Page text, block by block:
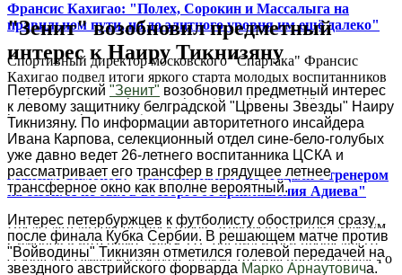
Франсис Кахигао: "Полех, Сорокин и Массалыга на
правильном пути, но до элитного уровня им ещё далеко"
Спортивный директор московского "Спартака" Франсис
Кахигао подвел итоги яркого старта молодых воспитанников
в кубковом матче против "Оренбурга" (5:1) и подробно
рассказал о работе клубной системы...
Максим Симонов: "Мы изначально не угадали с тренером
на сезон. Я не был в восторге от приглашения Адиева"
Председатель совета директоров "Крыльев Советов" Максим
Симонов в интервью "Матч ТВ" оценил итоги прошедшего
сезона для самарского клуба, а также откровенно высказался о
"Зенит" возобновил предметный
интерес к Наиру Тикнизяну
Петербургский "Зенит" возобновил предметный интерес
к левому защитнику белградской "Црвены Звезды" Наиру
Тикнизяну. По информации авторитетного инсайдера
Ивана Карпова, селекционный отдел сине-бело-голубых
уже давно ведет 26-летнего воспитанника ЦСКА и
рассматривает его трансфер в грядущее летнее
трансферное окно как вполне вероятный.
Интерес петербуржцев к футболисту обострился сразу
после финала Кубка Сербии. В решающем матче против
"Войводины" Тикнизян отметился голевой передачей на
звездного австрийского форварда Марко Арнаутовича.